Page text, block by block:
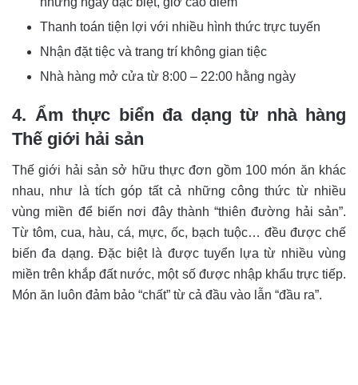
Thanh toán tiện lợi với nhiều hình thức trực tuyến
Nhận đặt tiệc và trang trí không gian tiệc
Nhà hàng mở cửa từ 8:00 – 22:00 hằng ngày
4. Ẩm thực biển đa dạng từ nhà hàng
Thế giới hải sản
Thế giới hải sản sở hữu thực đơn gồm 100 món ăn khác
nhau, như là tích góp tất cả những công thức từ nhiều
vùng miền để biến nơi đây thành “thiên đường hải sản”.
Từ tôm, cua, hàu, cá, mực, ốc, bạch tuộc… đều được chế
biến đa dạng. Đặc biệt là được tuyển lựa từ nhiều vùng
miền trên khắp đất nước, một số được nhập khẩu trực tiếp.
Món ăn luôn đảm bảo “chất” từ cả đầu vào lẫn “đầu ra”.